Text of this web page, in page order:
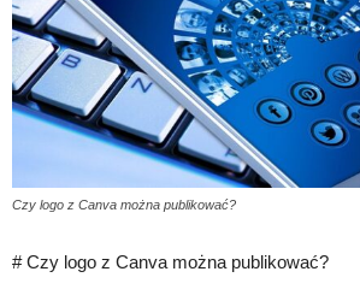
Czy logo z Canva można publikować?
# Czy logo z Canva można publikować?